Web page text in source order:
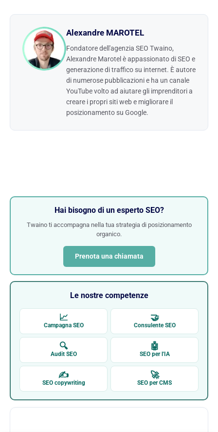
Alexandre MAROTEL
Fondatore dell'agenzia SEO Twaino,
Alexandre Marotel è appassionato di SEO e
generazione di traffico su internet. È autore
di numerose pubblicazioni e ha un canale
YouTube volto ad aiutare gli imprenditori a
creare i propri siti web e migliorare il
posizionamento su Google.
Hai bisogno di un esperto SEO?
Twaino ti accompagna nella tua strategia di posizionamento
organico.
Prenota una chiamata
Le nostre competenze
📈
Campagna SEO
🤝
Consulente SEO
🔍
Audit SEO
🤖
SEO per l'IA
✍
SEO copywriting
🚀
SEO per CMS